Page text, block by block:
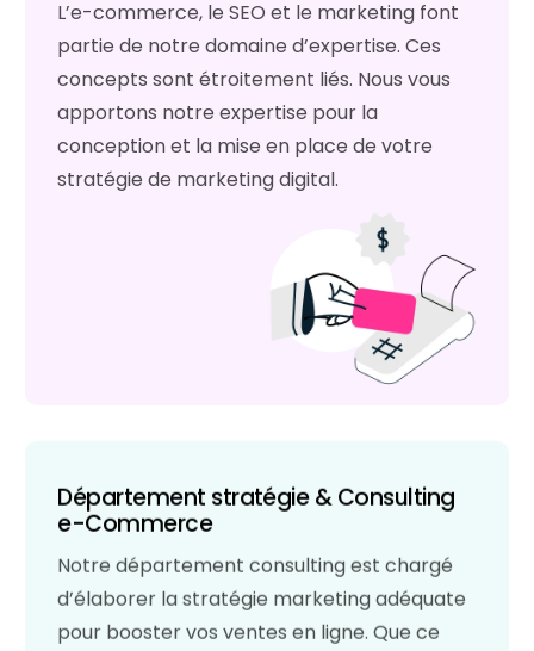
L’e-commerce, le SEO et le marketing font
partie de notre domaine d’expertise. Ces
concepts sont étroitement liés. Nous vous
apportons notre expertise pour la
conception et la mise en place de votre
stratégie de marketing digital.
Département stratégie & Consulting
e-Commerce
Notre département consulting est chargé
d’élaborer la stratégie marketing adéquate
pour booster vos ventes en ligne. Que ce